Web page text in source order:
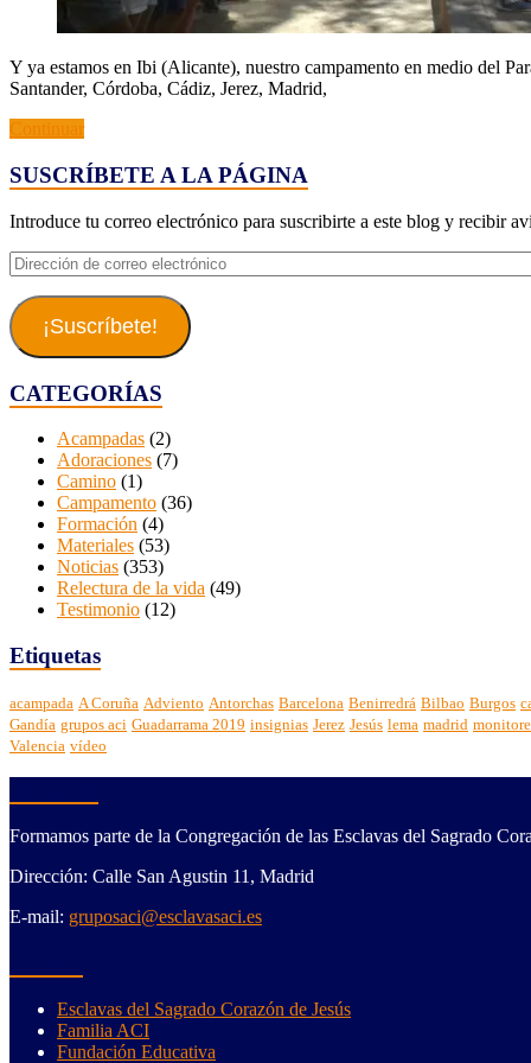
Y ya estamos en Ibi (Alicante), nuestro campamento en medio del
Santander, Córdoba, Cádiz, Jerez, Madrid,
SUSCRÍBETE A LA PÁGINA
Introduce tu correo electrónico para suscribirte a este blog y recibir
Dirección
de
correo
electrónico
¡Suscríbete!
CATEGORÍAS
Acampadas (2)
Adoraciones (7)
Camino (1)
Campamento (36)
Formación (4)
Materiales (53)
Noticias (353)
Relectura de la vida (49)
Testimonio (12)
Etiquetas
acampada A Coruña Adviento Antorchas Barcelona Benirredrá Bilbao Burgos
Gandía grupos aci Guadarrama 2019 insignias Jerez Jesús lema madrid
Valencia vídeo
Formamos parte de la Congregación de las Esclavas del Sagrado
Dirección: Calle San Agustin 11, Madrid
E-mail: gruposaci@esclavasaci.es
Esclavas del Sagrado Corazón de Jesús
Familia ACI
Fundación Educativa